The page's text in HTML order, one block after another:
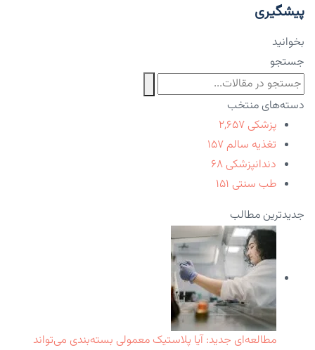
پیشگیری
بخوانید
جستجو
دسته‌های منتخب
پزشکی ۲,۶۵۷
تغذیه سالم ۱۵۷
دندانپزشکی ۶۸
طب سنتی ۱۵۱
جدیدترین مطالب
مطالعه‌ای جدید: آیا پلاستیک معمولی بسته‌بندی می‌تواند